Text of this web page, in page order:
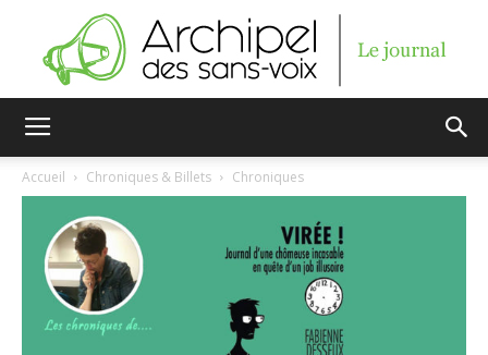
sans-
Accueil Chroniques & Billets Chroniques